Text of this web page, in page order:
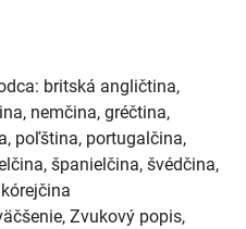
britská angličtina,
nemčina, gréčtina,
poľština, portugalčina,
španielčina, švédčina,
Zvukový popis,